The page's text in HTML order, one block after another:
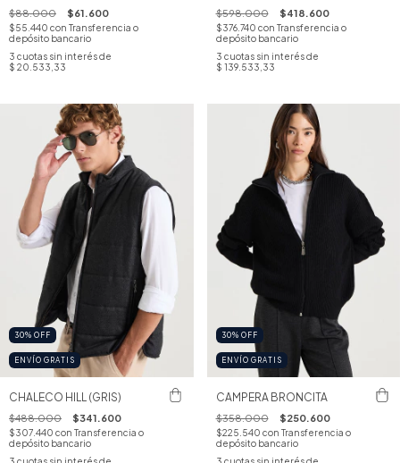
$88.000 $61.600
$55.440 con Transferencia o
depósito bancario
3 cuotas sin interés de
$ 20.533,33
$598.000 $418.600
$376.740 con Transferencia o
depósito bancario
3 cuotas sin interés de
$ 139.533,33
30% OFF
ENVÍO GRATIS
CHALECO HILL (GRIS)
$488.000 $341.600
$307.440 con Transferencia o
depósito bancario
30% OFF
ENVÍO GRATIS
CAMPERA BRONCITA
$358.000 $250.600
$225.540 con Transferencia o
depósito bancario